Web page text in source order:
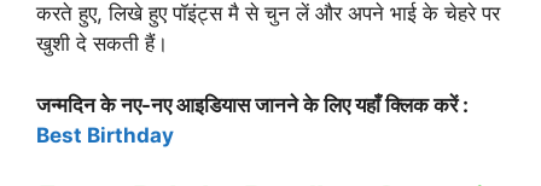
करते हुए, लिखे हुए पॉइंट्स मै से चुन लें और अपने भाई के चेहरे पर
खुशी दे सकती हैं।
जन्मदिन के नए-नए आइडियास जानने के लिए यहाँ क्लिक करें :
Best Birthday